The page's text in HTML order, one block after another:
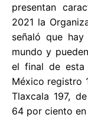
presentan
2021 la
señaló que
mundo y
el final de esta
México registro
Tlaxcala 197,
64 por ciento